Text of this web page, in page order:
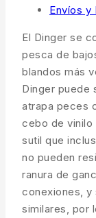
Envíos y
El Dinger se
pesca de
blandos más
Dinger puede
atrapa peces
cebo de vinilo
sutil que
no pueden
ranura de
conexiones, y
similares, por